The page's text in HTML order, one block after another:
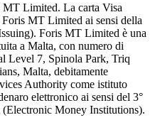
Limited. La carta Visa
Foris MT Limited ai sensi della
Foris MT Limited è una
a Malta, con numero di
Level 7, Spinola Park, Triq
Malta, debitamente
Authority come istituto
elettronico ai sensi del 3°
Money Institutions).